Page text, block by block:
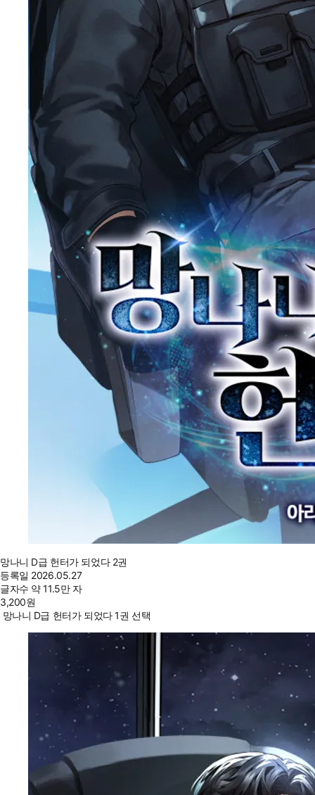
망나니 D급 헌터가 되었다 2권
등록일 2026.05.27
글자수 약 11.5만 자
3,200원
망나니 D급 헌터가 되었다 1권 선택